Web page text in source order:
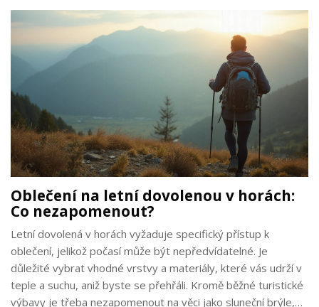
Oblečení na letní dovolenou v horách:
Co nezapomenout?
Letní dovolená v horách vyžaduje specifický přístup k
oblečení, jelikož počasí může být nepředvídatelné. Je
důležité vybrat vhodné vrstvy a materiály, které vás udrží v
teple a suchu, aniž byste se přehřáli. Kromě běžné turistické
výbavy je třeba nezapomenout na věci jako sluneční brýle,